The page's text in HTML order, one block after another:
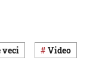
veci Video